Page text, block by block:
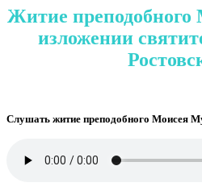
Житие
изложении
Слушать житие преподобного Моисея